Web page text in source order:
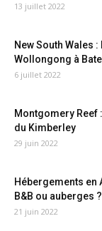
13 juillet 2022
New South Wales
Wollongong à
6 juillet 2022
Montgomery
du Kimberley
29 juin 2022
Hébergements en
B&B ou auberges ?
21 juin 2022